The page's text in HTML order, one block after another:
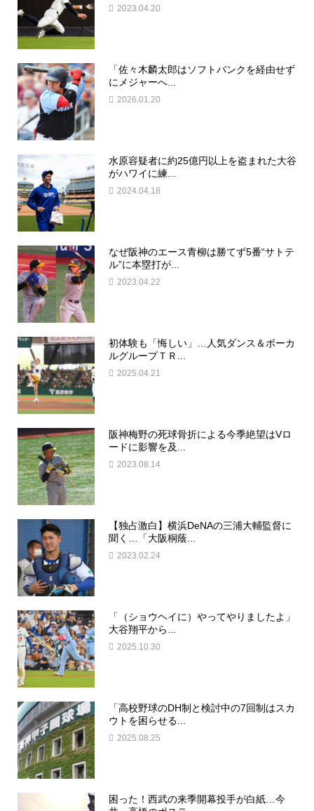
2023.04.20
「佐々木麟太郎はソフトバンクを経由せず
にメジャーへ...
2026.01.20
水原容疑者に約25億円以上を盗まれた大谷
がハワイに練...
2024.04.18
なぜ阪神のエース青柳は勝てず5番“サトテ
ル”に本塁打が...
2023.04.22
初体験も「悔しい」…人気ダンス＆ボーカ
ルグループＴＲ...
2025.04.21
阪神梅野の死球骨折による今季絶望はVロ
ードに影響を及...
2023.08.14
【独占激白】横浜DeNAの三浦大輔監督に
聞く…「大阪桐蔭...
2023.02.24
「（ショウヘイに）やってやりましたよ」
大谷翔平から...
2025.10.30
「高校野球のDH制と検討中の7回制はスカ
ウトを困らせる...
2025.08.25
困った！西武の来季開幕投手が白紙…今